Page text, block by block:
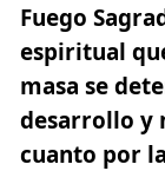
Fuego
espiritual
masa se
desarrollo y
cuanto por